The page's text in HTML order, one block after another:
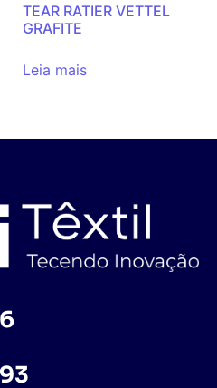
TEAR RATIER VETTEL
GRAFITE
Leia mais